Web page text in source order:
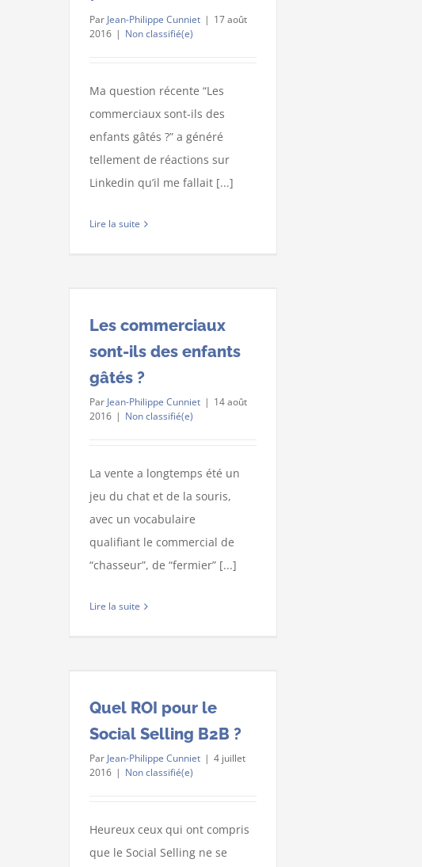
Par Jean-Philippe Cunniet | 17 août
2016 | Non classifié(e)
Ma question récente “Les
commerciaux sont-ils des
enfants gâtés ?” a généré
tellement de réactions sur
Linkedin qu’il me fallait [...]
Lire la suite
Les commerciaux
sont-ils des enfants
gâtés ?
Par Jean-Philippe Cunniet | 14 août
2016 | Non classifié(e)
La vente a longtemps été un
jeu du chat et de la souris,
avec un vocabulaire
qualifiant le commercial de
“chasseur”, de “fermier” [...]
Lire la suite
Quel ROI pour le
Social Selling B2B ?
Par Jean-Philippe Cunniet | 4 juillet
2016 | Non classifié(e)
Heureux ceux qui ont compris
que le Social Selling ne se